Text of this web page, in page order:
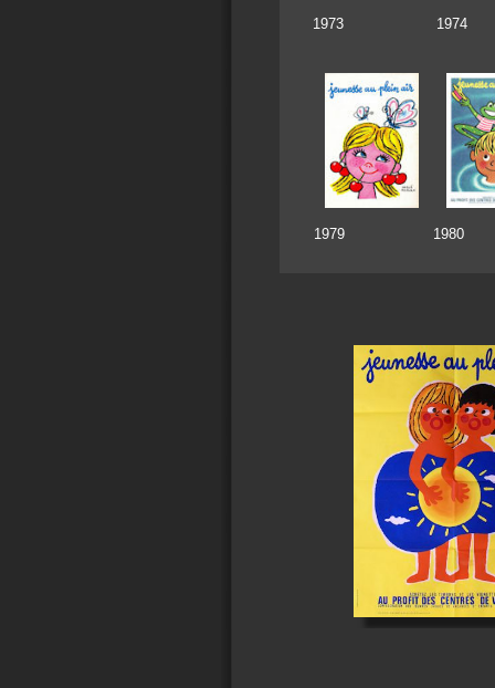
1979
1973